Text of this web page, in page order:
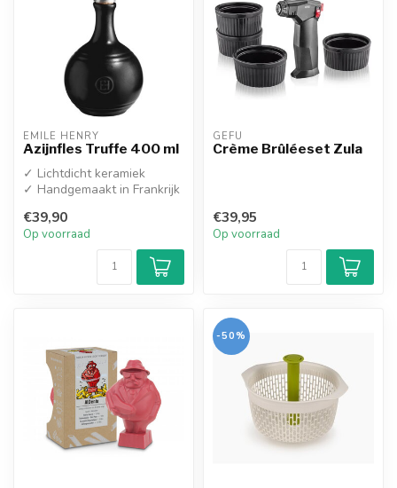
EMILE HENRY
Azijnfles Truffe 400 ml
✓ Lichtdicht keramiek
✓ Handgemaakt in Frankrijk
€39,90
Op voorraad
GEFU
Crème Brûléeset Zula
€39,95
Op voorraad
-50%